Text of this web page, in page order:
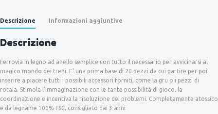
Descrizione Informazioni aggiuntive
Descrizione
Ferrovia in legno ad anello semplice con tutto il necessario per avvicinarsi al
magico mondo dei treni. E’ una prima base di 20 pezzi da cui partire per poi
inserire a piacere tutti i possibili accessori forniti, come la gru o i pezzi di
rotaia. Stimola l’immaginazione con le tante possibilità di gioco, la
coordinazione e incentiva la risoluzione dei problemi. Completamente atossico
e da legname 100% FSC, consigliato dai 3 anni